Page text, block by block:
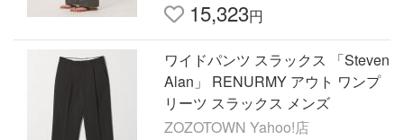
15,323円
ワイドパンツ スラックス 「Steven
Alan」 RENURMY アウト ワンプ
リーツ スラックス メンズ
ZOZOTOWN Yahoo!店